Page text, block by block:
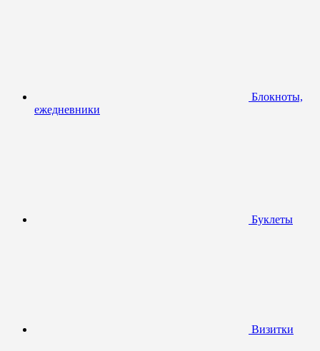
Блокноты,
ежедневники
Буклеты
Визитки